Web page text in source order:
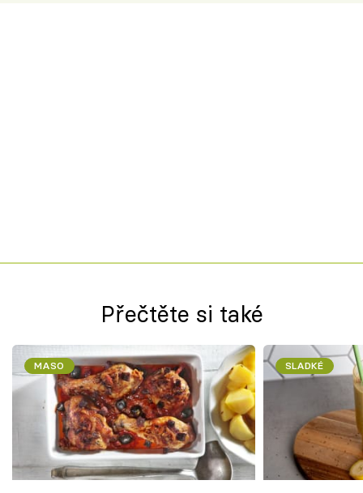
Přečtěte si také
MASO SLADKÉ